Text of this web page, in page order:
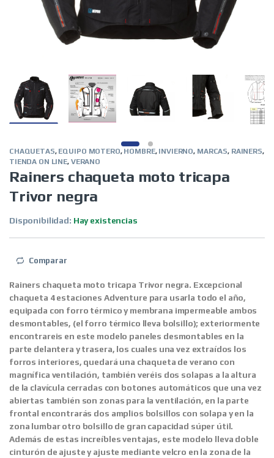
CHAQUETAS, EQUIPO MOTERO, HOMBRE, INVIERNO, MARCAS, RAINERS,
TIENDA ON LINE, VERANO
Rainers chaqueta moto tricapa
Trivor negra
Disponibilidad: Hay existencias
Comparar
Rainers chaqueta moto tricapa Trivor negra. Excepcional
chaqueta 4 estaciones Adventure para usarla todo el año,
equipada con forro térmico y membrana impermeable ambos
desmontables, (el forro térmico lleva bolsillo); exteriormente
encontrareis en este modelo paneles desmontables en la
parte delantera y trasera, los cuales una vez extraídos los
forros interiores, quedará una chaqueta de verano con
magnífica ventilación, también veréis dos solapas a la altura
de la clavícula cerradas con botones automáticos que una vez
abiertas también son zonas para la ventilación, en la parte
frontal encontrarás dos amplios bolsillos con solapa y en la
zona lumbar otro bolsillo de gran capacidad súper útil.
Además de estas increíbles ventajas, este modelo lleva doble
cinturón de ajuste y ajuste mediante velcro en la zona de la